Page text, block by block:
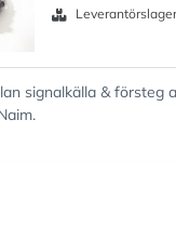
Leverantörslager
signalkälla & försteg